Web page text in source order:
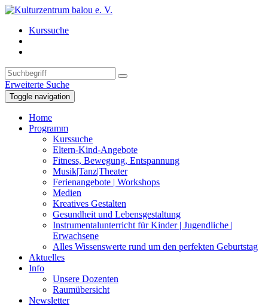
Kurssuche
Erweiterte Suche
Toggle navigation
Home
Programm
Kurssuche
Eltern-Kind-Angebote
Fitness, Bewegung, Entspannung
Musik|Tanz|Theater
Ferienangebote | Workshops
Medien
Kreatives Gestalten
Gesundheit und Lebensgestaltung
Instrumentalunterricht für Kinder | Jugendliche |
Erwachsene
Alles Wissenswerte rund um den perfekten Geburtstag
Aktuelles
Info
Unsere Dozenten
Raumübersicht
Newsletter